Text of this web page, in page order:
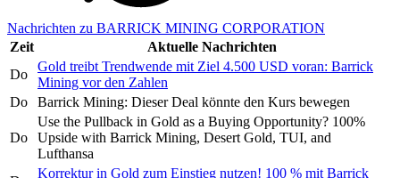
Nachrichten zu BARRICK MINING CORPORATION
Zeit
Aktuelle Nachrichten
Do
Gold treibt Trendwende mit Ziel 4.500 USD voran: Barrick
Mining vor den Zahlen
Do
Barrick Mining: Dieser Deal könnte den Kurs bewegen
Do
Use the Pullback in Gold as a Buying Opportunity? 100%
Upside with Barrick Mining, Desert Gold, TUI, and
Lufthansa
Korrektur in Gold zum Einstieg nutzen! 100 % mit Barrick